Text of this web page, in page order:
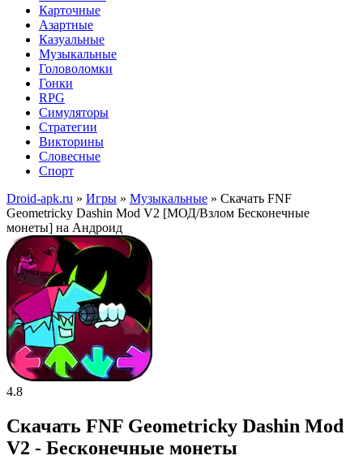
Карточные
Азартные
Казуальные
Музыкальные
Головоломки
Гонки
RPG
Симуляторы
Стратегии
Викторины
Словесные
Спорт
Droid-apk.ru » Игры » Музыкальные » Скачать FNF
Geometricky Dashin Mod V2 [МОД/Взлом Бесконечные
монеты] на Андроид
4.8
Скачать FNF Geometricky Dashin Mod
V2 - Бесконечные монеты